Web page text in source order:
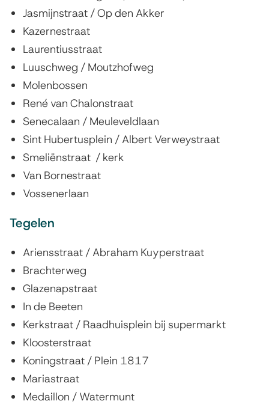
Jasmijnstraat / Op den Akker
Kazernestraat
Laurentiusstraat
Luuschweg / Moutzhofweg
Molenbossen
René van Chalonstraat
Senecalaan / Meuleveldlaan
Sint Hubertusplein / Albert Verweystraat
Smeliënstraat / kerk
Van Bornestraat
Vossenerlaan
Tegelen
Ariensstraat / Abraham Kuyperstraat
Brachterweg
Glazenapstraat
In de Beeten
Kerkstraat / Raadhuisplein bij supermarkt
Kloosterstraat
Koningstraat / Plein 1817
Mariastraat
Medaillon / Watermunt